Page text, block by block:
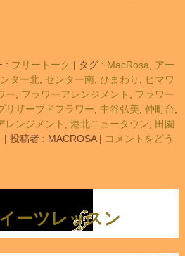
: フリートーク | タグ : MacRosa
アー
ター北, センター南, ひまわり
ヒマワ
ー フラワーアレンジメント
フラワー
リザーブドフラワー 中谷弘美 仲町台
レンジメント 港北ニュータウン
田園
| 投稿者 : MACROSA | コメントをどう
ーツレッスン